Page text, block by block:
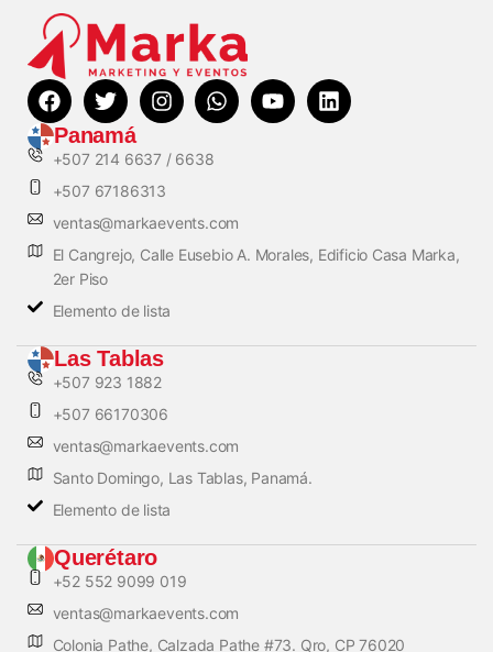
Panamá
+507 214 6637 / 6638
+507 67186313
ventas@markaevents.com
El Cangrejo, Calle Eusebio A. Morales, Edificio Casa Marka,
2er Piso
Elemento de lista
Las Tablas
+507 923 1882
+507 66170306
ventas@markaevents.com
Santo Domingo, Las Tablas, Panamá.
Elemento de lista
Querétaro
+52 552 9099 019
ventas@markaevents.com
Colonia Pathe, Calzada Pathe #73. Qro, CP 76020